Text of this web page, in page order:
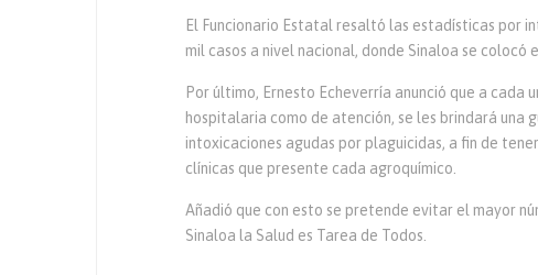
El Funcionario Estatal resaltó las estadísticas por
mil casos a nivel nacional, donde Sinaloa se colocó
Por último, Ernesto Echeverría anunció que a cada
hospitalaria como de atención, se les brindará
intoxicaciones agudas por plaguicidas, a fin de
clínicas que presente cada agroquímico.
Añadió que con esto se pretende evitar el mayor
Sinaloa la Salud es Tarea de Todos.